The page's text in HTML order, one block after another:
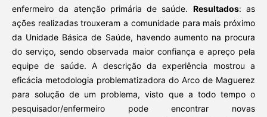
enfermeiro da atenção primária de saúde. Resultados: as
ações realizadas trouxeram a comunidade para mais próximo
da Unidade Básica de Saúde, havendo aumento na procura
do serviço, sendo observada maior confiança e apreço pela
equipe de saúde. A descrição da experiência mostrou a
eficácia metodologia problematizadora do Arco de Maguerez
para solução de um problema, visto que a todo tempo o
pesquisador/enfermeiro pode encontrar novas